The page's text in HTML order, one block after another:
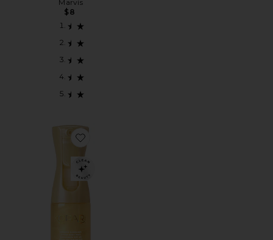
Marvis
$8
Favorite SUNGLAZE BODY MIST SUNSCREEN 선스크린